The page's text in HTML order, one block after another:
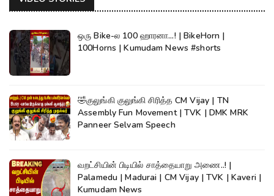
ஒரு Bike-ல 100 ஹாரனா...! | BikeHorn |
100Horns | Kumudam News #shorts
🤣குலுங்கி குலுங்கி சிரித்த CM Vijay | TN
Assembly Fun Movement | TVK | DMK MRK
Panneer Selvam Speech
வறட்சியின் பிடியில் சாத்தையாறு அணை..! |
Palamedu | Madurai | CM Vijay | TVK | Kaveri |
Kumudam News